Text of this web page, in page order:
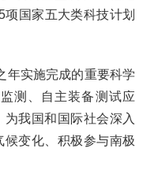
国家五大类科技计划
年实施完成的重要科学
测、自主装备测试应
我国和国际社会深入
变化、积极参与南极